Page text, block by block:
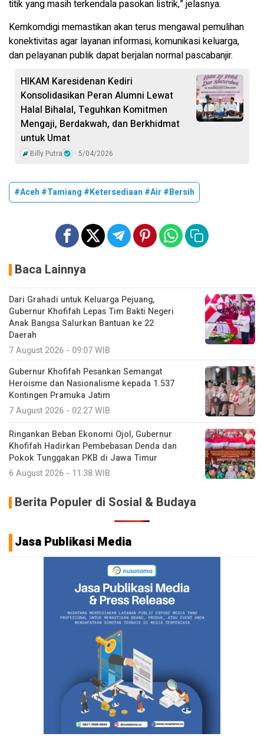
titik yang masih terkendala pasokan listrik,” jelasnya.
Kemkomdigi memastikan akan terus mengawal pemulihan
konektivitas agar layanan informasi, komunikasi keluarga,
dan pelayanan publik dapat berjalan normal pascabanjir.
HIKAM Karesidenan Kediri
Konsolidasikan Peran Alumni Lewat
Halal Bihalal, Teguhkan Komitmen
Mengaji, Berdakwah, dan Berkhidmat
untuk Umat
Billy Putra 5/04/2026
#Aceh #Tamiang #Ketersediaan #Air #Bersih
Baca Lainnya
Dari Grahadi untuk Keluarga Pejuang,
Gubernur Khofifah Lepas Tim Bakti Negeri
Anak Bangsa Salurkan Bantuan ke 22
Daerah
7 August 2026 - 09:07 WIB
Gubernur Khofifah Pesankan Semangat
Heroisme dan Nasionalisme kepada 1.537
Kontingen Pramuka Jatim
7 August 2026 - 02:27 WIB
Ringankan Beban Ekonomi Ojol, Gubernur
Khofifah Hadirkan Pembebasan Denda dan
Pokok Tunggakan PKB di Jawa Timur
6 August 2026 - 11:38 WIB
Berita Populer di Sosial & Budaya
Jasa Publikasi Media